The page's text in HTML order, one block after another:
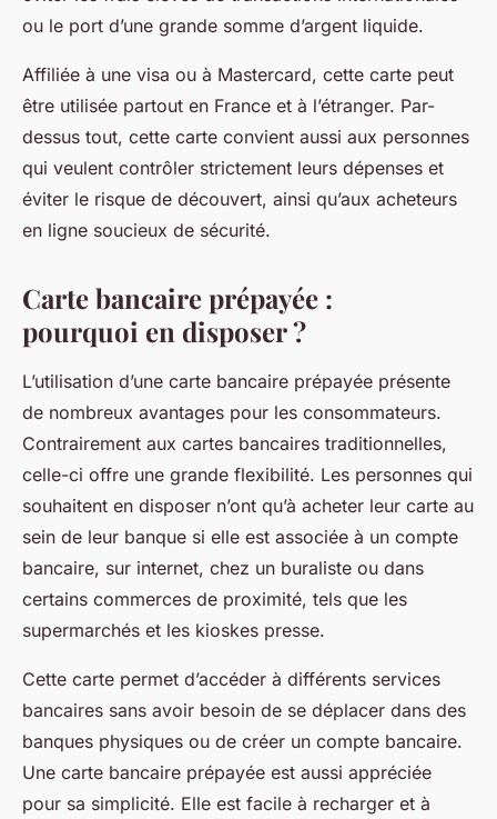
ou le port d’une grande somme d’argent liquide.
Affiliée à une visa ou à Mastercard, cette carte peut
être utilisée partout en France et à l’étranger. Par-
dessus tout, cette carte convient aussi aux personnes
qui veulent contrôler strictement leurs dépenses et
éviter le risque de découvert, ainsi qu’aux acheteurs
en ligne soucieux de sécurité.
Carte bancaire prépayée :
pourquoi en disposer ?
L’utilisation d’une carte bancaire prépayée présente
de nombreux avantages pour les consommateurs.
Contrairement aux cartes bancaires traditionnelles,
celle-ci offre une grande flexibilité. Les personnes qui
souhaitent en disposer n’ont qu’à acheter leur carte au
sein de leur banque si elle est associée à un compte
bancaire, sur internet, chez un buraliste ou dans
certains commerces de proximité, tels que les
supermarchés et les kioskes presse.
Cette carte permet d’accéder à différents services
bancaires sans avoir besoin de se déplacer dans des
banques physiques ou de créer un compte bancaire.
Une carte bancaire prépayée est aussi appréciée
pour sa simplicité. Elle est facile à recharger et à